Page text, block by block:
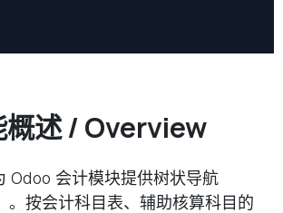
概述 / Overview
Odoo 会计模块提供树状导航
。按会计科目表、辅助核算科目的